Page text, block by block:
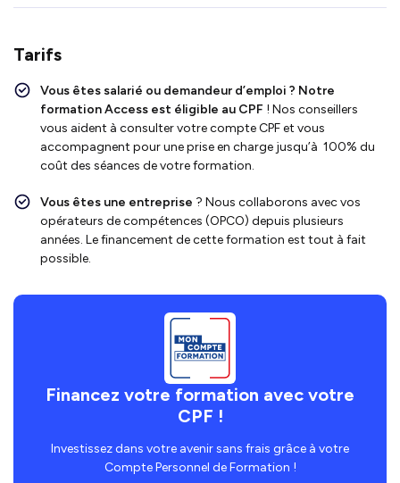
Tarifs
Vous êtes salarié ou demandeur d’emploi ? Notre
formation Access est éligible au CPF ! Nos conseillers
vous aident à consulter votre compte CPF et vous
accompagnent pour une prise en charge jusqu’à 100% du
coût des séances de votre formation.
Vous êtes une entreprise ? Nous collaborons avec vos
opérateurs de compétences (OPCO) depuis plusieurs
années. Le financement de cette formation est tout à fait
possible.
Financez votre formation avec votre
CPF !
Investissez dans votre avenir sans frais grâce à votre
Compte Personnel de Formation !